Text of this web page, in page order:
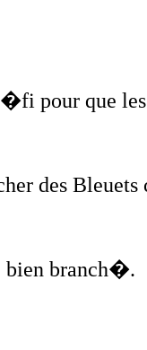
pour que
des
branch�.